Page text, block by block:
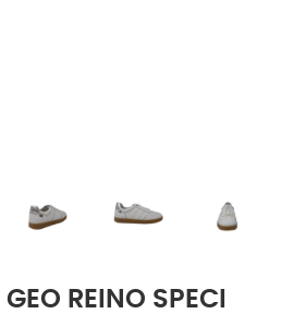
REINO SPECI